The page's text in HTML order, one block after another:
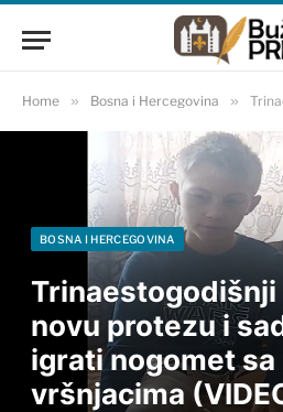
Home » Bosna i Hercegovina »
BOSNA I HERCEGOVINA
novu protezu i
igrati nogomet
vršnjacima